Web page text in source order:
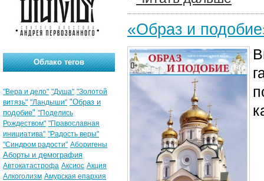
«Образ и
Облако тегов
"Вера и дело" "Душа" "Золотой
витязь" "Ландыши" "Образ и
подобие" "Поделись
Рождеством" "Православная
инициатива" "Радость веры"
"Синдром радости" Аборигены
Аборты и демография
Автокатастрофа Аксиос Акция
Алкоголизм Амурская епархия